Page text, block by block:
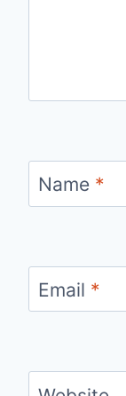
Name *
Email *